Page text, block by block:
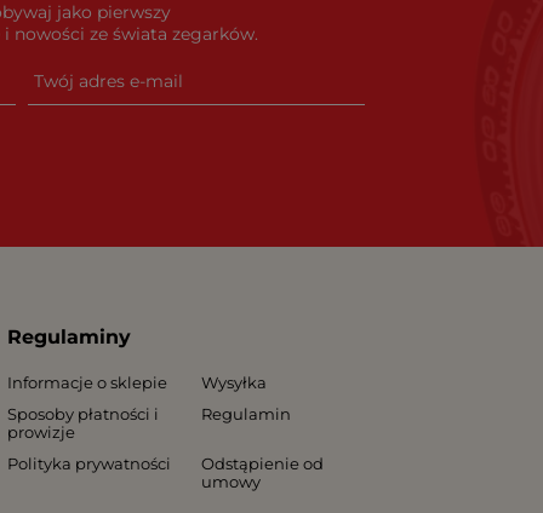
jako pierwszy
ze świata zegarków.
Regulaminy
Informacje o sklepie
Wysyłka
Sposoby płatności i
prowizje
Regulamin
Polityka prywatności
Odstąpienie od
umowy